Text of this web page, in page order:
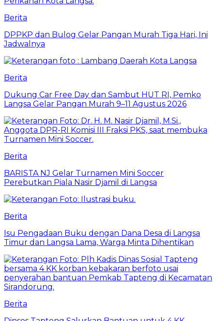
Berita
DPPKP dan Bulog Gelar Pangan Murah Tiga Hari, Ini
Jadwalnya
Berita
Dukung Car Free Day dan Sambut HUT RI, Pemko
Langsa Gelar Pangan Murah 9–11 Agustus 2026
Berita
BARISTA NJ Gelar Turnamen Mini Soccer
Perebutkan Piala Nasir Djamil di Langsa
Berita
Isu Pengadaan Buku dengan Dana Desa di Langsa
Timur dan Langsa Lama, Warga Minta Dihentikan
Berita